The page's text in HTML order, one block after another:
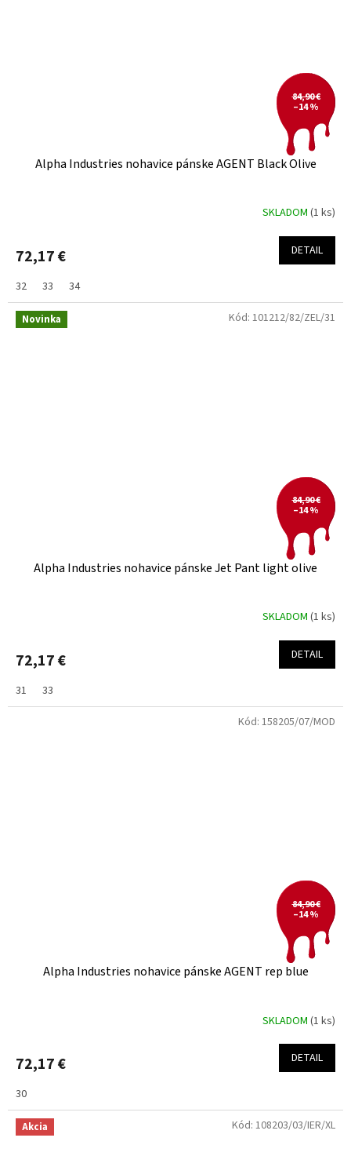
84,90 €
–14 %
Alpha Industries nohavice pánske AGENT Black Olive
SKLADOM (1 ks)
72,17 € DETAIL
32 33 34
Novinka
84,90 €
–14 %
Alpha Industries nohavice pánske Jet Pant light olive
SKLADOM (1 ks)
72,17 € DETAIL
31 33
Kód: 101212/82/ZEL/31
84,90 €
–14 %
Alpha Industries nohavice pánske AGENT rep blue
SKLADOM (1 ks)
72,17 € DETAIL
30
Kód: 158205/07/MOD
Akcia Kód: 108203/03/IER/XL